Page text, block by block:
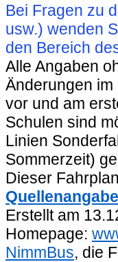
Bei Fragen zu
usw.) wenden
den Bereich
Alle Angaben
Änderungen
vor und am
Schulen sind
Linien
Sommerzeit)
Dieser
Erstellt am
Homepage:
NimmBus, die